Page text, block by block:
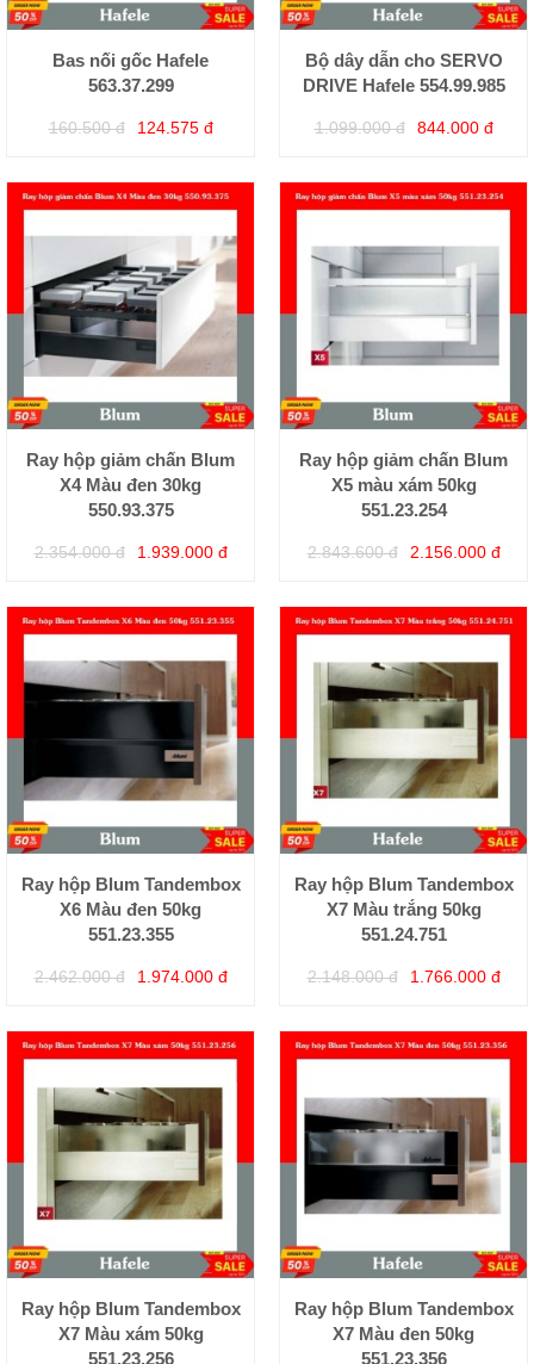
Bas nối gốc Hafele
563.37.299
160.500 đ 124.575 đ
Bộ dây dẫn cho SERVO
DRIVE Hafele 554.99.985
1.099.000 đ 844.000 đ
Ray hộp giảm chấn Blum
X4 Màu đen 30kg
550.93.375
2.354.000 đ 1.939.000 đ
Ray hộp giảm chấn Blum
X5 màu xám 50kg
551.23.254
2.843.600 đ 2.156.000 đ
Ray hộp Blum Tandembox
X6 Màu đen 50kg
551.23.355
2.462.000 đ 1.974.000 đ
Ray hộp Blum Tandembox
X7 Màu trắng 50kg
551.24.751
2.148.000 đ 1.766.000 đ
Ray hộp Blum Tandembox
X7 Màu xám 50kg
551.23.256
Ray hộp Blum Tandembox
X7 Màu đen 50kg
551.23.356